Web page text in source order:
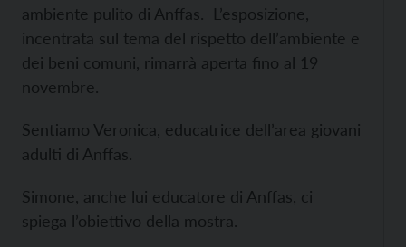
ambiente pulito di Anffas. L’esposizione,
incentrata sul tema del rispetto dell’ambiente e
dei beni comuni, rimarrà aperta fino al 19
novembre.
Sentiamo Veronica, educatrice dell’area giovani
adulti di Anffas.
Simone, anche lui educatore di Anffas, ci
spiega l’obiettivo della mostra.